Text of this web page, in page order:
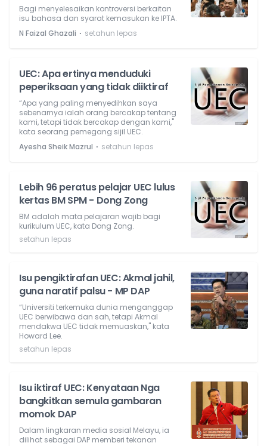
Bagi menyelesaikan kontroversi berkaitan
isu bahasa dan syarat kemasukan ke IPTA.
N Faizal Ghazali ⋅ setahun lepas
UEC: Apa ertinya menduduki
peperiksaan yang tidak diiktiraf
“Apa yang paling menyedihkan saya
sebenarnya ialah orang bercakap tentang
kami, tetapi tidak bercakap dengan kami,"
kata seorang pemegang sijil UEC.
Ayesha Sheik Mazrul ⋅ setahun lepas
Lebih 96 peratus pelajar UEC lulus
kertas BM SPM - Dong Zong
BM adalah mata pelajaran wajib bagi
kurikulum UEC, kata Dong Zong.
setahun lepas
Isu pengiktirafan UEC: Akmal jahil,
guna naratif palsu - MP DAP
“Universiti terkemuka dunia menganggap
UEC berwibawa dan sah, tetapi Akmal
mendakwa UEC tidak memuaskan," kata
Howard Lee.
setahun lepas
Isu iktiraf UEC: Kenyataan Nga
bangkitkan semula gambaran
momok DAP
Dalam lingkaran media sosial Melayu, ia
dilihat sebagai DAP memberi tekanan